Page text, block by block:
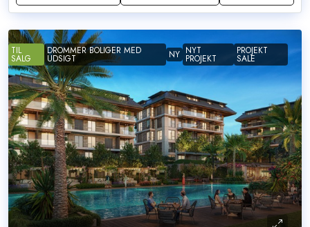
TIL
SALG
DROMMER BOLIGER MED
UDSIGT NY NYT
PROJEKT
PROJEKT
SALE